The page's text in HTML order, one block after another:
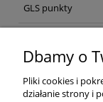
GLS punkty
Kurier GLS
Dbamy o
Pliki cookies i
działanie strony i